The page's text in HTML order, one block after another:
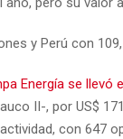
y Perú con
Energía se llevó
II-, por US$
con 647